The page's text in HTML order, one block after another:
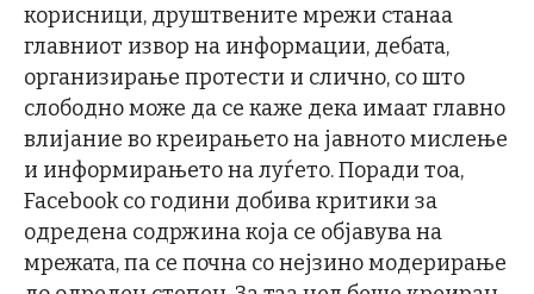
корисници, друштвените мрежи станаа
главниот извор на информации, дебата,
организирање протести и слично, со што
слободно може да се каже дека имаат главно
влијание во креирањето на јавното мислење
и информирањето на луѓето. Поради тоа,
Facebook со години добива критики за
одредена содржина која се објавува на
мрежата, па се почна со нејзино модерирање